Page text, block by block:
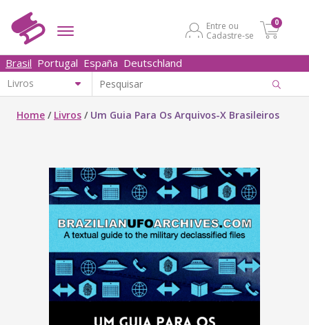
Entre ou
Cadastre-se
0
Brasil Portugal España Deutschland
Home / Livros / Um Guia Para Os Arquivos-X Brasileiros